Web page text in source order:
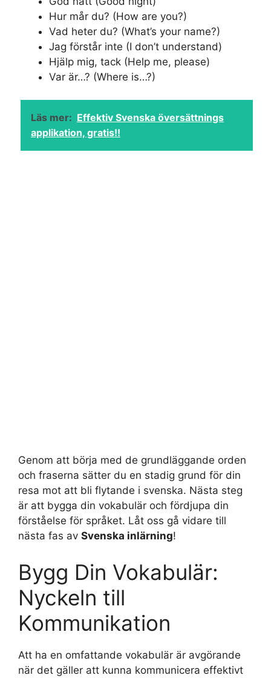
Hur mår du? (How are you?)
Vad heter du? (What’s your name?)
Jag förstår inte (I don’t understand)
Hjälp mig, tack (Help me, please)
Var är…? (Where is…?)
Läs mer: Effektiv Svenska översättnings
applikation, gratis!!
Genom att börja med de grundläggande orden
och fraserna sätter du en stadig grund för din
resa mot att bli flytande i svenska. Nästa steg
är att bygga din vokabulär och fördjupa din
förståelse för språket. Låt oss gå vidare till
nästa fas av Svenska inlärning!
Bygg Din Vokabulär:
Nyckeln till
Kommunikation
Att ha en omfattande vokabulär är avgörande
när det gäller att kunna kommunicera effektivt